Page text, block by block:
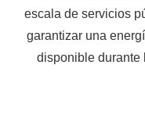
escala de servicios
garantizar una
disponible durante